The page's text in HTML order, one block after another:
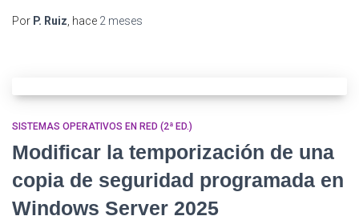
Por P. Ruiz , hace 2 meses
SISTEMAS OPERATIVOS EN RED (2ª ED.)
Modificar la temporización de una
copia de seguridad programada en
Windows Server 2025